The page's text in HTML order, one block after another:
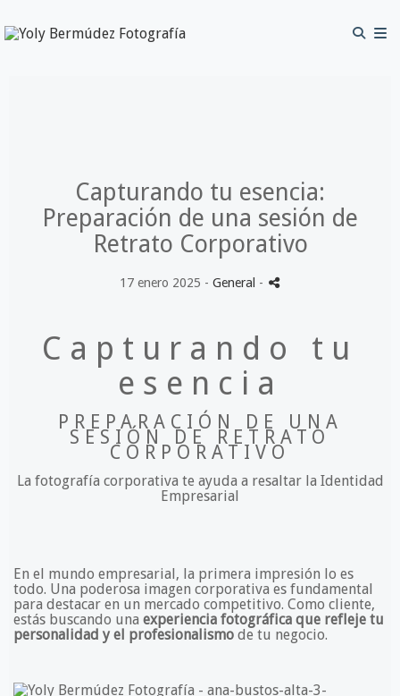
Capturando tu esencia:
Preparación de una sesión de
Retrato Corporativo
17 enero 2025 - General -
Capturando tu
esencia
PREPARACIÓN DE UNA
SESIÓN DE RETRATO
CORPORATIVO
La fotografía corporativa te ayuda a resaltar la Identidad
Empresarial
En el mundo empresarial, la primera impresión lo es
todo. Una poderosa imagen corporativa es fundamental
para destacar en un mercado competitivo. Como cliente,
estás buscando una experiencia fotográfica que refleje tu
personalidad y el profesionalismo de tu negocio.